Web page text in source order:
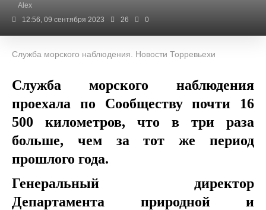
Alex
12:56, 09 сентября 2023
26 0
Служба морского наблюдения. Новости Торревьехи
Служба морского наблюдения
проехала по Сообществу почти 16
500 километров, что в три раза
больше, чем за тот же период
прошлого года.
Генеральный директор
Департамента природной и